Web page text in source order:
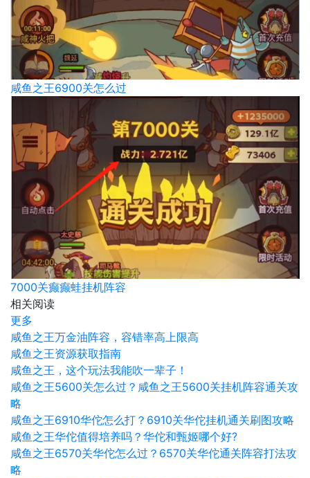
咸鱼之王6900关怎么过
7000关癫癫蛙挂机阵容
相关阅读
更多
咸鱼之王万金油阵容，容错率高上限高
咸鱼之王资源获取指南
咸鱼之王，这个玩法我能吹一辈子！
咸鱼之王5600关怎么过？咸鱼之王5600关挂机阵容通关攻
略
咸鱼之王6910华佗怎么打？6910关华佗挂机通关刷图攻略
咸鱼之王华佗值得培养吗？华佗和甄姬哪个好?
咸鱼之王6570关华佗怎么过？6570关华佗通关阵容打法攻
略